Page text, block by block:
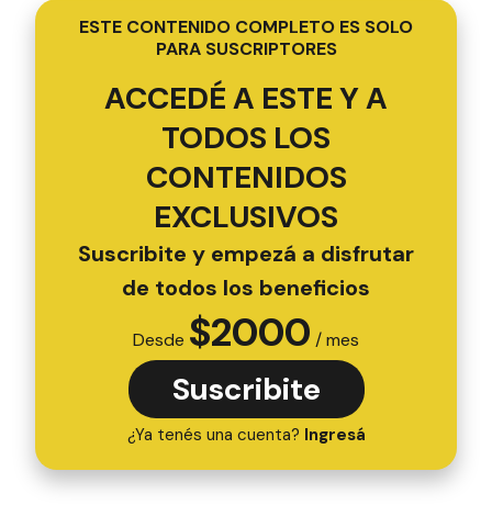
ESTE CONTENIDO COMPLETO ES SOLO
PARA SUSCRIPTORES
ACCEDÉ A ESTE Y A
TODOS LOS
CONTENIDOS
EXCLUSIVOS
Suscribite y empezá a disfrutar
de todos los beneficios
Desde $2000 / mes
Suscribite
¿Ya tenés una cuenta? Ingresá